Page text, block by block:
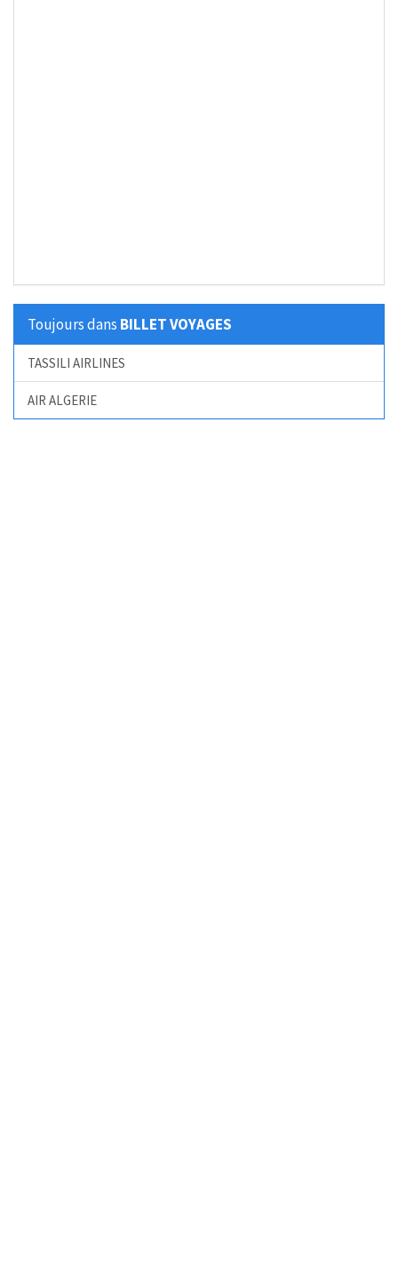
Toujours dans BILLET VOYAGES
TASSILI AIRLINES
AIR ALGERIE